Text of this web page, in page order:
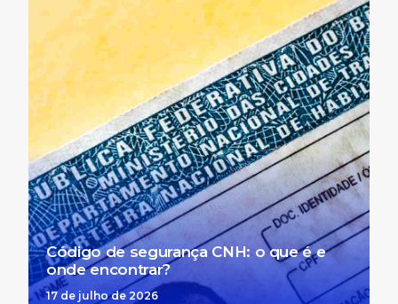
Código de segurança CNH: o que é e
onde encontrar?
17 de julho de 2026